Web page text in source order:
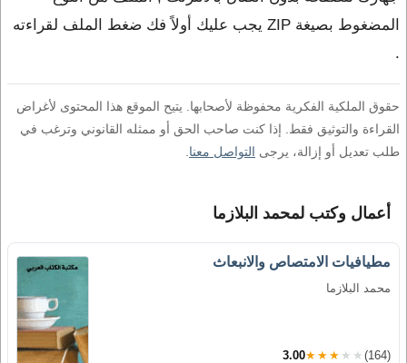
المضغوط بصيغة ZIP يجب عليك أولاً فك ضغط الملف لقراءته
.
حقوق الملكية الفكرية محفوظة لأصحابها. يتيح الموقع هذا المحتوى لأغراض
القراءة والتوثيق فقط. إذا كنت صاحب الحق أو ممثله القانوني وترغب في
طلب تعديل أو إزالة، يرجى التواصل معنا
أعمال وكتب لمحمد البلازما
مطيافيات الامتصاص والانبعاث
محمد البلازما
3.00★★★★★ (164)